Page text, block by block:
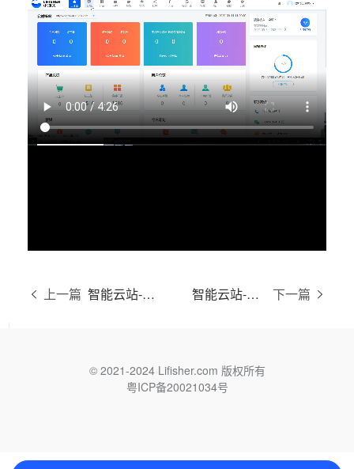
上一篇 智能云站-产品标签管理 智能云站-产品上传操作 下一篇
© 2021-2024 Lifisher.com 版权所有
粤ICP备20021034号